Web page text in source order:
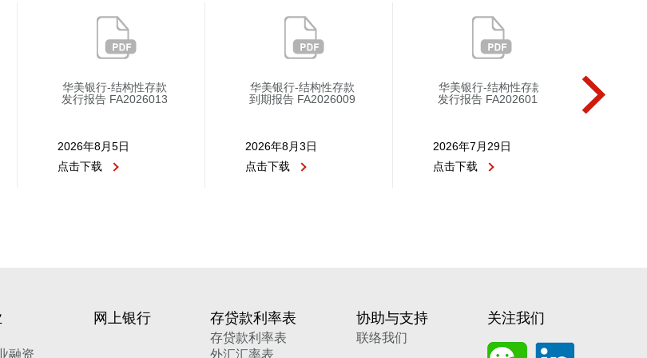
华美银行-结构性存款
发行报告 FA2026013
2026年8月5日
点击下载
华美银行-结构性存款
到期报告 FA2026009
2026年8月3日
点击下载
华美银行-结构性存款
发行报告 FA2026012
2026年7月29日
点击下载
融资
网上银行 存贷款利率表
存贷款利率表
外汇汇率表
协助与支持
联络我们
关注我们